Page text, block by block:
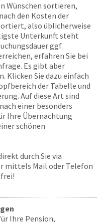
Wünschen sortieren,
den Kosten der
also üblicherweise
Unterkunft steht
ggf.
erfahren Sie bei
Es gibt aber
Klicken Sie dazu einfach
der Tabelle und
Auf diese Art sind
einer besonders
Ihre Übernachtung
schönen
durch Sie via
mittels Mail oder Telefon
Ihre Pension,